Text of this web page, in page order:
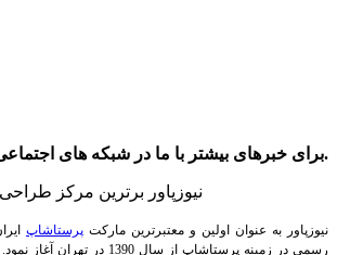
برای خبرهای بیشتر با ما در شبکه های اجتماعی همراه باشید.
نیوزپاور برترین مرکز
نیوزپاور به عنوان اولین و معتبرترین مارکت پرستاشاپ
رسمی در زمینه پرستاشاپ از سال